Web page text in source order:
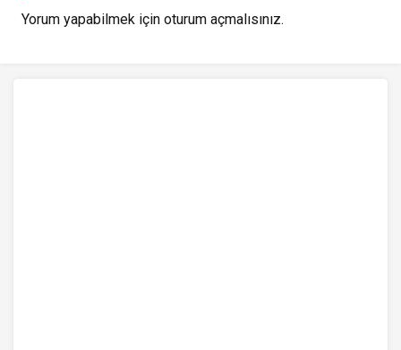
Yorum yapabilmek için oturum açmalısınız.